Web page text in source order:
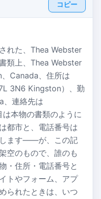
コピー
れた、Thea Webster
類上、Thea Webster
Canada、住所は
3N6 Kingston）、勤
連絡先は
本物の書類のように
都市と、電話番号は
ます——が、この記
空のもので、誰のも
・住所・電話番号と
トやフォーム、アプ
られたときは、いつ